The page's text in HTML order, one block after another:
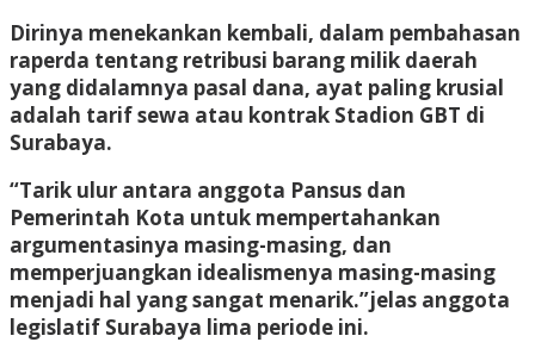
Dirinya menekankan kembali, dalam pembahasan
raperda tentang retribusi barang milik daerah
yang didalamnya pasal dana, ayat paling krusial
adalah tarif sewa atau kontrak Stadion GBT di
Surabaya.
“Tarik ulur antara anggota Pansus dan
Pemerintah Kota untuk mempertahankan
argumentasinya masing-masing, dan
memperjuangkan idealismenya masing-masing
menjadi hal yang sangat menarik.”jelas anggota
legislatif Surabaya lima periode ini.